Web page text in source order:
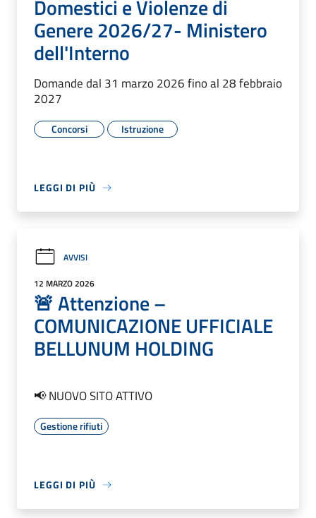
Domestici e Violenze di
Genere 2026/27- Ministero
dell'Interno
Domande dal 31 marzo 2026 fino al 28 febbraio
2027
Concorsi Istruzione
LEGGI DI PIÙ
AVVISI
12 MARZO 2026
🚨 Attenzione –
COMUNICAZIONE UFFICIALE
BELLUNUM HOLDING
📢 NUOVO SITO ATTIVO
Gestione rifiuti
LEGGI DI PIÙ